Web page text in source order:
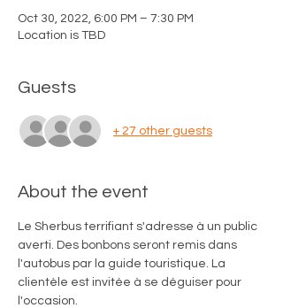
Oct 30, 2022, 6:00 PM – 7:30 PM
Location is TBD
Guests
+ 27 other guests
About the event
Le Sherbus terrifiant s'adresse à un public
averti. Des bonbons seront remis dans
l'autobus par la guide touristique. La
clientèle est invitée à se déguiser pour
l'occasion.